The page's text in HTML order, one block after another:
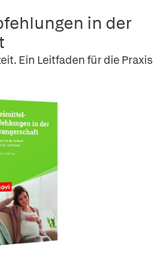
in der
Ein Leitfaden für die Praxis